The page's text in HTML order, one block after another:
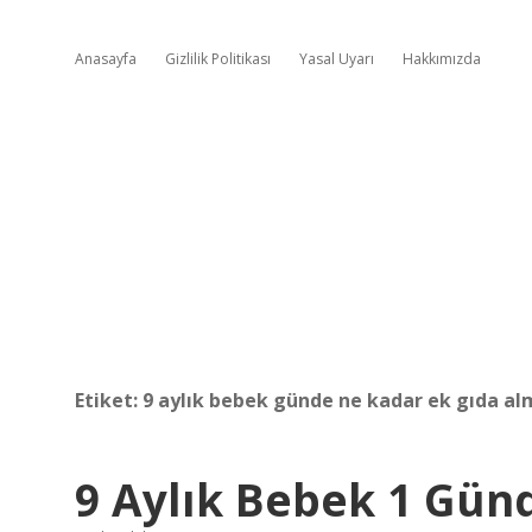
Anasayfa Gizlilik Politikası Yasal Uyarı Hakkımızda
Etiket: 9 aylık bebek günde ne kadar ek gıda
9 Aylık Bebek 1